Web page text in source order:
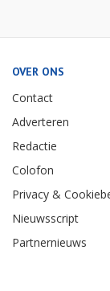
OVER ONS
Contact
Adverteren
Redactie
Colofon
Privacy &
Nieuwsscript
Partnernieuws